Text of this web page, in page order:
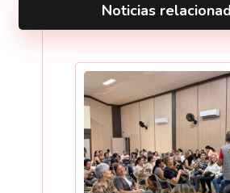
Noticias